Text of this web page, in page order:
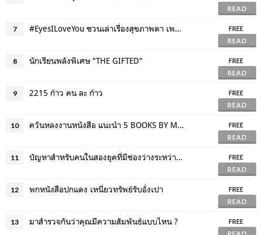
READ
7 #EyesILoveYou ชวนเล่าเรื่องสุขภาพตา เพราะว่าการมองเห็นนั้นสำคัญ
FREE
READ
8 นักเรียนพลังพิเศษ "THE GIFTED"
FREE
READ
9 2215 ก้าว คน ละ ก้าว
FREE
READ
10 ควันหลงงานหนังสือ แนะนำ 5 BOOKS BY MINIMORE
FREE
READ
11 ปัญหาสำหรับคนในสองยุคที่มีช่องว่างระหว่างอายุ จะทำอย่างไร
FREE
READ
12 พกหนังสือปกแดง เหนี่ยวทรัพย์รับอั่งเปา
FREE
READ
13 มาสำรวจกันว่าคุณมีความสัมพันธ์แบบไหน ?
FREE